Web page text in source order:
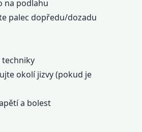
na podlahu
palec dopředu/dozadu
techniky
okolí jizvy (pokud je
a bolest